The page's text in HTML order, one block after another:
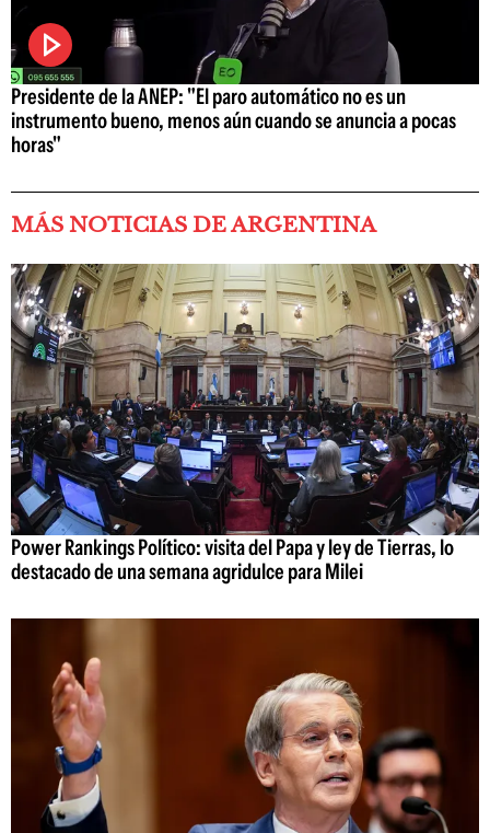
Presidente de la ANEP: "El paro automático no es un
instrumento bueno, menos aún cuando se anuncia a pocas
horas"
MÁS NOTICIAS DE ARGENTINA
Power Rankings Político: visita del Papa y ley de Tierras, lo
destacado de una semana agridulce para Milei